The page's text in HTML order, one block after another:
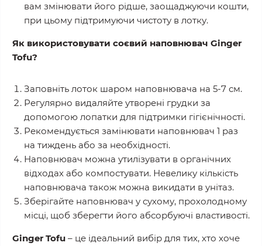
вам змінювати його рідше, заощаджуючи кошти,
при цьому підтримуючи чистоту в лотку.
Як використовувати соєвий наповнювач Ginger
Tofu?
Заповніть лоток шаром наповнювача на 5-7 см.
Регулярно видаляйте утворені грудки за
допомогою лопатки для підтримки гігієнічності.
Рекомендується замінювати наповнювач 1 раз
на тиждень або за необхідності.
Наповнювач можна утилізувати в органічних
відходах або компостувати. Невелику кількість
наповнювача також можна викидати в унітаз.
Зберігайте наповнювач у сухому, прохолодному
місці, щоб зберегти його абсорбуючі властивості.
Ginger Tofu – це ідеальний вибір для тих, хто хоче